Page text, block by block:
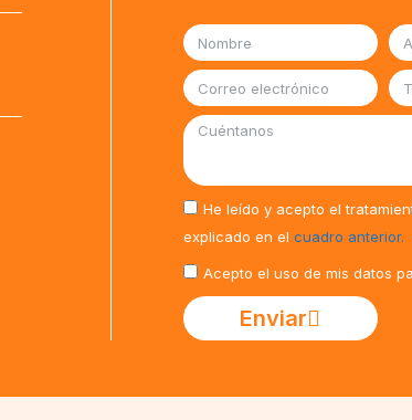
He leído y acepto el
explicado en el cuadro anterior.
Acepto el uso de mis datos
Enviar